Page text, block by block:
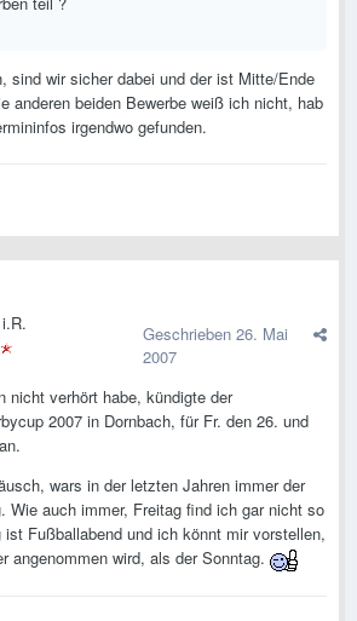
sind wir sicher dabei und der ist Mitte/Ende
anderen beiden Bewerbe weiß ich nicht, hab
irgendwo gefunden.
Geschrieben 26. Mai
2007
nicht verhört habe, kündigte der
2007 in Dornbach, für Fr. den 26. und
wars in der letzten Jahren immer der
Wie auch immer, Freitag find ich gar nicht so
Fußballabend und ich könnt mir vorstellen,
angenommen wird, als der Sonntag.